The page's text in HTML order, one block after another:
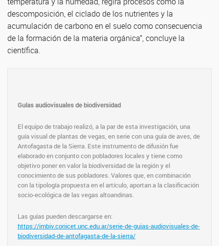
descomposición, el ciclado de los nutrientes y la
acumulación de carbono en el suelo como consecuencia
de la formación de la materia orgánica”, concluye la
científica.
Guías audiovisuales de biodiversidad
El equipo de trabajo realizó, a la par de esta investigación, una
guía visual de plantas de vegas, en serie con una guía de aves, de
Antofagasta de la Sierra. Este instrumento de difusión fue
elaborado en conjunto con pobladores locales y tiene como
objetivo poner en valor la biodiversidad de la región y el
conocimiento de sus pobladores. Valores que, en combinación
con la tipología propuesta en el artículo, aportan a la clasificación
socio-ecológica de las vegas altoandinas.
Las guías pueden descargarse en:
https://imbiv.conicet.unc.edu.ar/serie-de-guias-audiovisuales-de-
biodiversidad-de-antofagasta-de-la-sierra/